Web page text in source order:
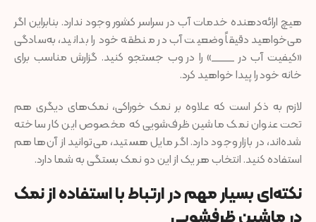
هیچ ارائه‌دهنده خدمات آب در سراسر کشور وجود ندارد. بنابراین اگر
می‌خواهید دقیقاً وضعیت آب در منطقه خود را بدانید، به‌سادگی
«کیفیت آب در ____» را در وب جستجو کنید. گزارش مناسب برای
خانه خود را پیدا خواهید کرد.
لازم به ذکر است که علاوه بر نمک خوراکی، نمک‌های دیگری هم
تحت عنوان نمک ماشین‌ ظرف‌شویی که مخصوص این کار ساخته
شده‌اند، در بازار وجود دارد. اگر مایل هستید، می‌توانید از آن‌ها هم
استفاده کنید. انتخاب هر یک از این دو نمک بستگی به شما دارد.
نکته‌ای بسیار مهم در ارتباط با استفاده از نمک